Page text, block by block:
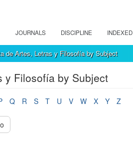
JOURNALS DISCIPLINE INDEXED
de Artes, Letras y Filosofía by Subject
y Filosofía by Subject
Q R S T U V W X Y Z